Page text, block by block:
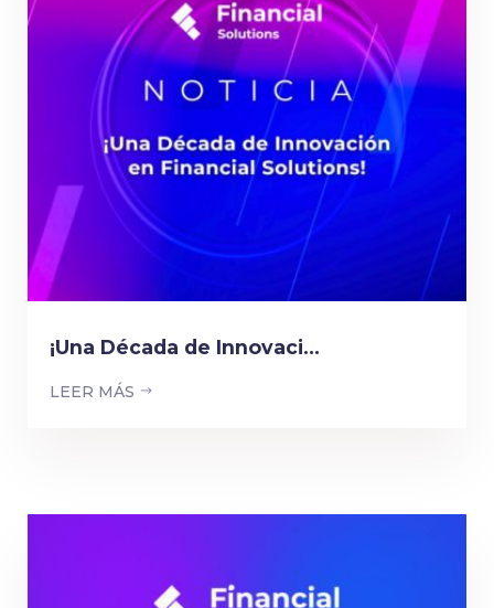
¡Una Década de Innovaci...
LEER MÁS